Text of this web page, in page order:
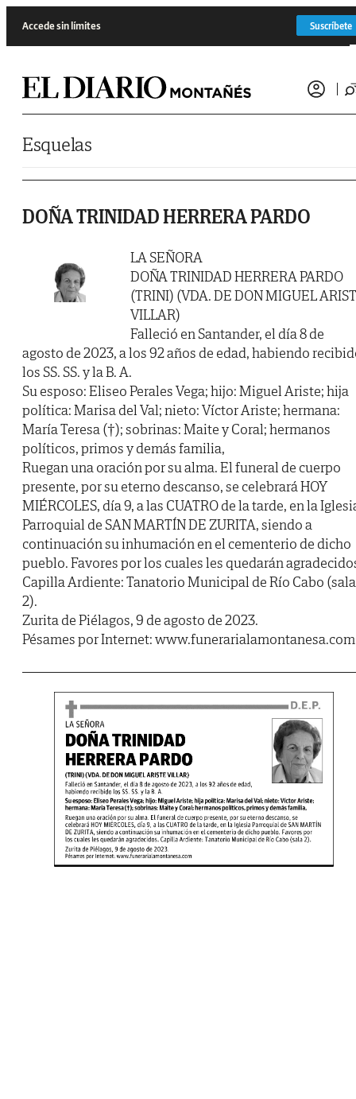
Accede sin límites Suscríbete
Esquelas
DOÑA TRINIDAD HERRERA PARDO
LA SEÑORA
DOÑA TRINIDAD HERRERA PARDO
(TRINI) (VDA. DE DON MIGUEL
VILLAR)
Falleció en Santander, el día 8 de
agosto de 2023, a los 92 años de edad, habiendo
los SS. SS. y la B. A.
Su esposo: Eliseo Perales Vega; hijo: Miguel Ariste; hija
política: Marisa del Val; nieto: Víctor Ariste; hermana:
María Teresa (†); sobrinas: Maite y Coral; hermanos
políticos, primos y demás familia,
Ruegan una oración por su alma. El funeral de cuerpo
presente, por su eterno descanso, se celebrará HOY
MIÉRCOLES, día 9, a las CUATRO de la tarde, en la
Parroquial de SAN MARTÍN DE ZURITA, siendo a
continuación su inhumación en el cementerio de dicho
pueblo. Favores por los cuales les quedarán
Capilla Ardiente: Tanatorio Municipal de Río Cabo (sala
2).
Zurita de Piélagos, 9 de agosto de 2023.
Pésames por Internet: www.funerarialamontanesa.com